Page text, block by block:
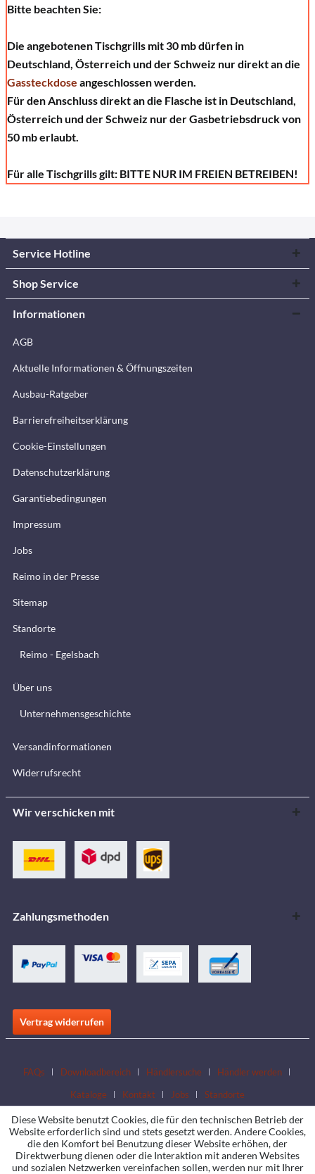
Bitte beachten Sie:
Die angebotenen Tischgrills mit 30 mb dürfen in
Deutschland, Österreich und der Schweiz nur direkt an die
Gassteckdose angeschlossen werden.
Für den Anschluss direkt an die Flasche ist in Deutschland,
Österreich und der Schweiz nur der Gasbetriebsdruck von
50 mb erlaubt.
Für alle Tischgrills gilt: BITTE NUR IM FREIEN BETREIBEN!
Service Hotline
Shop Service
Informationen
AGB
Aktuelle Informationen & Öffnungszeiten
Ausbau-Ratgeber
Barrierefreiheitserklärung
Cookie-Einstellungen
Datenschutzerklärung
Garantiebedingungen
Impressum
Jobs
Reimo in der Presse
Sitemap
Standorte
Reimo - Egelsbach
Über uns
Unternehmensgeschichte
Versandinformationen
Widerrufsrecht
Wir verschicken mit
Zahlungsmethoden
Vertrag widerrufen
FAQs Downloadbereich Händlersuche
Händler werden
Kataloge
Kontakt Jobs Standorte
Diese Website benutzt Cookies, die für den technischen Betrieb der
Website erforderlich sind und stets gesetzt werden. Andere Cookies,
die den Komfort bei Benutzung dieser Website erhöhen, der
Direktwerbung dienen oder die Interaktion mit anderen Websites
und sozialen Netzwerken vereinfachen sollen, werden nur mit Ihrer